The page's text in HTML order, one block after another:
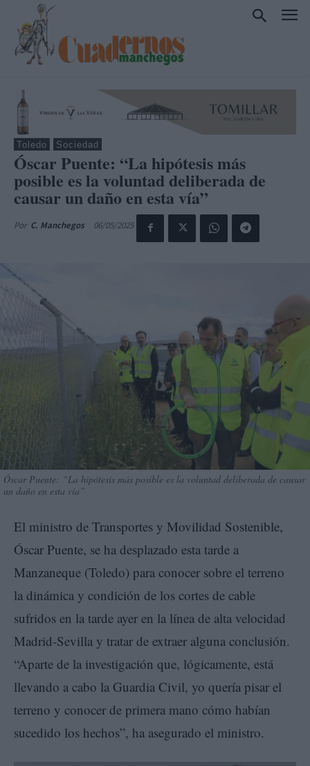
Toledo Sociedad
Óscar Puente: “La hipótesis más
posible es la voluntad deliberada de
causar un daño en esta vía”
Por C. Manchegos 06/05/2025
Óscar Puente: “La hipótesis más posible es la voluntad deliberada de causar
un daño en esta vía”
El ministro de Transportes y Movilidad Sostenible,
Óscar Puente, se ha desplazado esta tarde a
Manzaneque (Toledo) para conocer sobre el terreno
la dinámica y condición de los cortes de cable
sufridos en la tarde ayer en la línea de alta velocidad
Madrid-Sevilla y tratar de extraer alguna conclusión.
“Aparte de la investigación que, lógicamente, está
llevando a cabo la Guardia Civil, yo quería pisar el
terreno y conocer de primera mano cómo habían
sucedido los hechos”, ha asegurado el ministro.